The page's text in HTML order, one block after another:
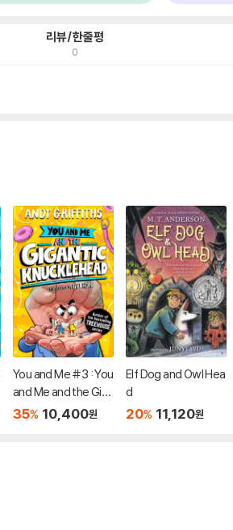
리뷰/한줄평
0
You and Me #3 : You
and Me and the Gig
antic Knucklehead
35% 10,400원
Elf Dog and Owl Hea
d
20% 11,120원